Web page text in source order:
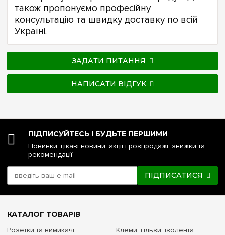
також пропонуємо професійну
консультацію та швидку доставку по всій
Україні.
ЗАДАТИ ПИТАННЯ
НАПИСАТИ ВІДГУК
ПІДПИСУЙТЕСЬ І БУДЬТЕ ПЕРШИМИ
Новинки, цікаві новини, акції і розпродажі, знижки та
рекомендації
ПІДПИСАТИСЯ
КАТАЛОГ ТОВАРІВ
Розетки та вимикачі
Клеми, гільзи, ізолента